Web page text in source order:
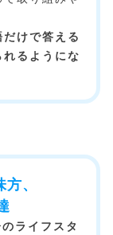
けで答える
るようにな
、
ライフスタ